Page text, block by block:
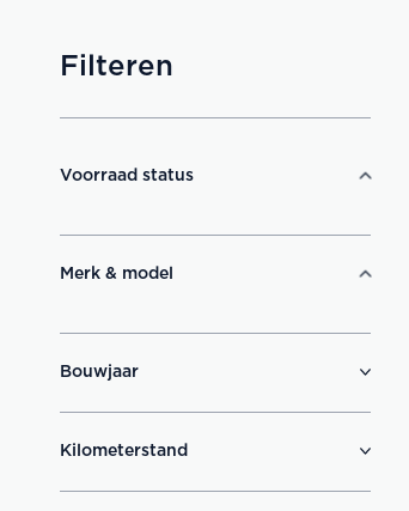
Filteren
Voorraad status
Merk & model
Bouwjaar
Kilometerstand